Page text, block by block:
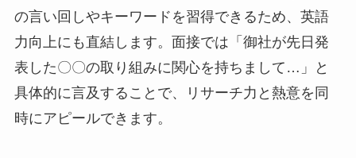
の言い回しやキーワードを習得できるため、英語
力向上にも直結します。面接では「御社が先日発
表した〇〇の取り組みに関心を持ちまして…」と
具体的に言及することで、リサーチ力と熱意を同
時にアピールできます。